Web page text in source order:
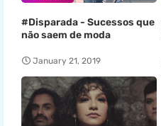
#Disparada - Sucessos que
não saem de moda
January 21, 2019